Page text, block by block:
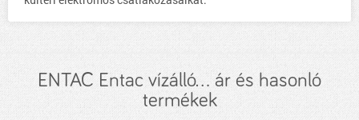
ENTAC Entac vízálló... ár és hasonló
termékek